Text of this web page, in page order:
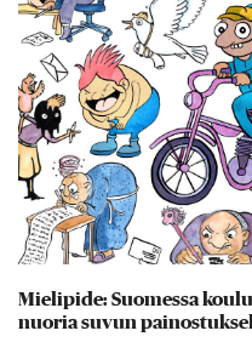
Mielipide: Suomessa
nuoria suvun